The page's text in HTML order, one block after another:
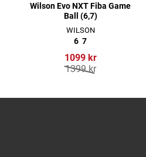
Wilson Evo NXT Fiba Game
Ball (6,7)
WILSON
6 7
1099 kr
1399 kr